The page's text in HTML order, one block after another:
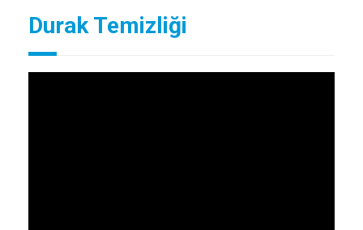
Durak Temizliği